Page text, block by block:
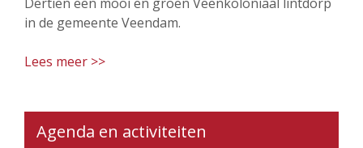
in de gemeente Veendam.
Lees meer >>
Agenda en activiteiten